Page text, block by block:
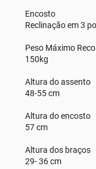
Encosto
Reclinação em 3
Peso Máximo
150kg
Altura do assento
48-55 cm
Altura do encosto
57 cm
Altura dos braços
29- 36 cm